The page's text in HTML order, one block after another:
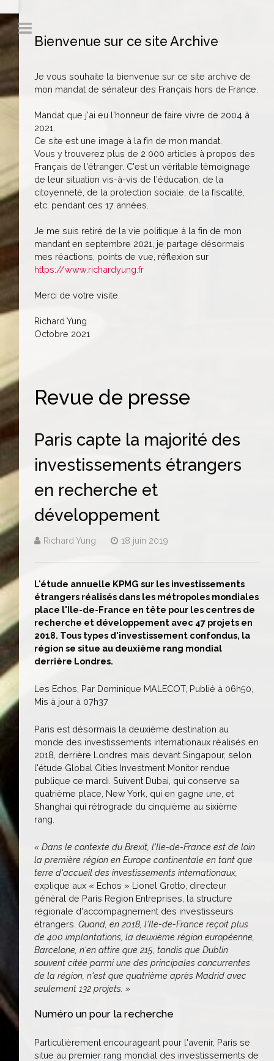
Bienvenue sur ce site Archive
Je vous souhaite la bienvenue sur ce site archive de
mon mandat de sénateur des Français hors de France.
Mandat que j'ai eu l'honneur de faire vivre de 2004 à
2021.
Ce site est une image à la fin de mon mandat.
Vous y trouverez plus de 2 000 articles à propos des
Français de l'étranger. C'est un véritable témoignage
de leur situation vis-à-vis de l'éducation, de la
citoyenneté, de la protection sociale, de la fiscalité,
etc. pendant ces 17 années.
Je me suis retiré de la vie politique à la fin de mon
mandant en septembre 2021, je partage désormais
mes réactions, points de vue, réflexion sur
https://www.richardyung.fr
Merci de votre visite.
Richard Yung
Octobre 2021
Revue de presse
Paris capte la majorité des
investissements étrangers
en recherche et
développement
Richard Yung 18 juin 2019
L'étude annuelle KPMG sur les investissements
étrangers réalisés dans les métropoles mondiales
place l'Ile-de-France en tête pour les centres de
recherche et développement avec 47 projets en
2018. Tous types d'investissement confondus, la
région se situe au deuxième rang mondial
derrière Londres.
Les Echos, Par Dominique MALECOT, Publié à 06h50,
Mis à jour à 07h37
Paris est désormais la deuxième destination au
monde des investissements internationaux réalisés en
2018, derrière Londres mais devant Singapour, selon
l'étude Global Cities Investment Monitor rendue
publique ce mardi. Suivent Dubai, qui conserve sa
quatrième place, New York, qui en gagne une, et
Shanghai qui rétrograde du cinquième au sixième
rang.
« Dans le contexte du Brexit, l'Ile-de-France est de loin
la première région en Europe continentale en tant que
terre d'accueil des investissements internationaux,
explique aux « Echos » Lionel Grotto, directeur
général de Paris Region Entreprises, la structure
régionale d'accompagnement des investisseurs
étrangers. Quand, en 2018, l'Ile-de-France reçoit plus
de 400 implantations, la deuxième région européenne,
Barcelone, n'en attire que 215, tandis que Dublin
souvent citée parmi une des principales concurrentes
de la région, n'est que quatrième après Madrid avec
seulement 132 projets. »
Numéro un pour la recherche
Particulièrement encourageant pour l'avenir, Paris se
situe au premier rang mondial des investissements de